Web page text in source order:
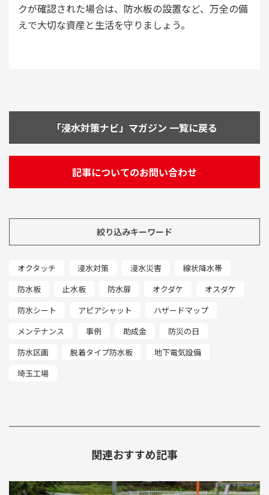
クが確認された場合は、防水板の設置など、万全の備
えで大切な資産と生活を守りましょう。
「浸水対策ナビ」マガジン 一覧に戻る
記事についてのお問い合わせ
絞り込みキーワード
オクタッチ 浸水対策 浸水災害
線状降水帯
防水板
止水板 防水扉 オクダケ
オスダケ
防水シート
アピアシャット
ハザードマップ
メンテナンス
事例 助成金
防災の日
防水区画
脱着タイプ防水板
地下電気設備
埼玉工場
関連おすすめ記事